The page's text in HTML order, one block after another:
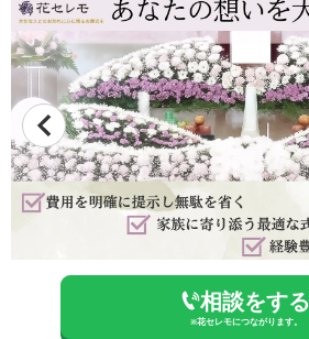
相談をする
※花セレモにつながります。